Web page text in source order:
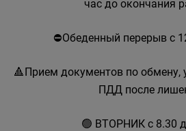
час до окончания
⛔Обеденный перерыв с
🔺Прием документов по обмену,
ПДД после
🟢 ВТОРНИК с 8.30